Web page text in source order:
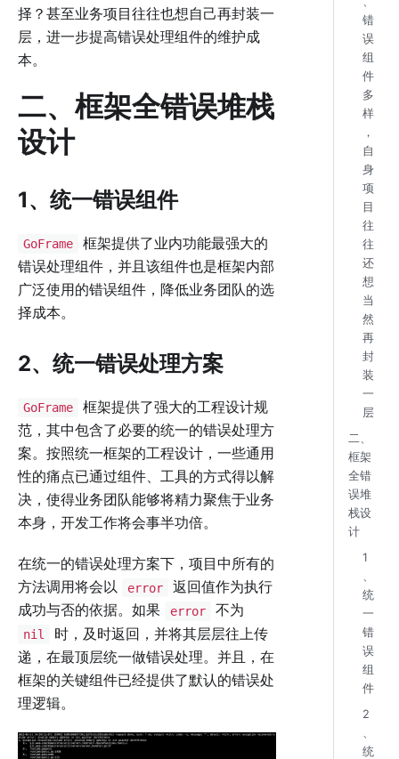
择？甚至业务项目往往也想自己再封装一
层，进一步提高错误处理组件的维护成
本。
二、框架全错误堆栈
设计
1、统一错误组件
GoFrame
框架提供了业内功能最强大的
错误处理组件，并且该组件也是框架内部
广泛使用的错误组件，降低业务团队的选
择成本。
2、统一错误处理方案
GoFrame
框架提供了强大的工程设计规
范，其中包含了必要的统一的错误处理方
案。按照统一框架的工程设计，一些通用
性的痛点已通过组件、工具的方式得以解
决，使得业务团队能够将精力聚焦于业务
本身，开发工作将会事半功倍。
在统一的错误处理方案下，项目中所有的
方法调用将会以
error
返回值作为执行
成功与否的依据。如果
error 不为
nil
时，及时返回，并将其层层往上传
递，在最顶层统一做错误处理。并且，在
框架的关键组件已经提供了默认的错误处
理逻辑。
错
误
组
件
多
样
，
自
身
项
目
往
往
还
想
当
然
再
封
装
一
层
二、
框架
全错
误堆
栈设
计
1
、
统
一
错
误
组
件
2
、
统